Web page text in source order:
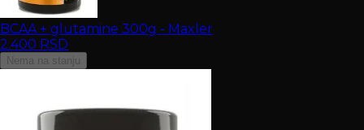
BCAA + glutamine 300g - Maxler
2.400 RSD
Nema na stanju